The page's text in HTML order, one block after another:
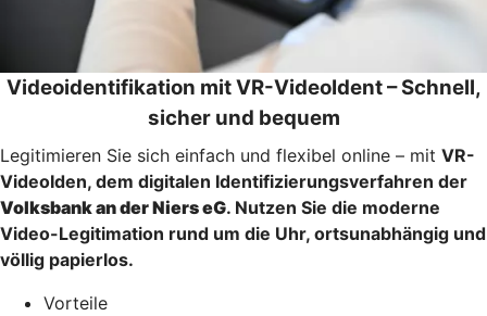
Videoidentifikation mit VR-VideoIdent – Schnell,
sicher und bequem
Legitimieren Sie sich einfach und flexibel online – mit VR-
VideoIden, dem digitalen Identifizierungsverfahren der
Volksbank an der Niers eG. Nutzen Sie die moderne
Video-Legitimation rund um die Uhr, ortsunabhängig und
völlig papierlos.
Vorteile